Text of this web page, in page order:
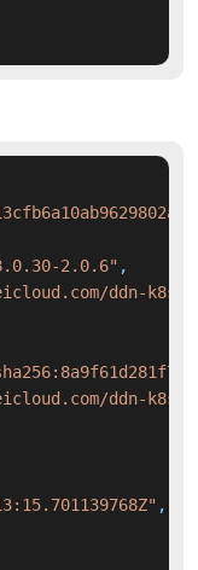
2.0.6" ,
ddn-
ddn-k8s/
,